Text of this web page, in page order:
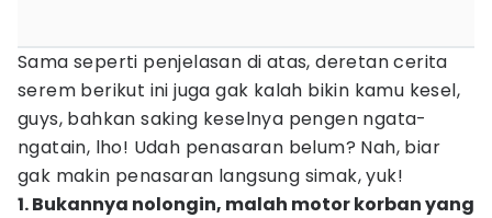
Sama seperti penjelasan di atas, deretan cerita
serem berikut ini juga gak kalah bikin kamu kesel,
guys, bahkan saking keselnya pengen ngata-
ngatain, lho! Udah penasaran belum? Nah, biar
gak makin penasaran langsung simak, yuk!
1. Bukannya nolongin, malah motor korban yang